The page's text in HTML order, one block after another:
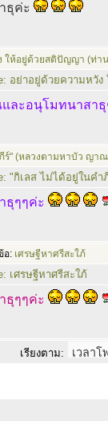
ธุค่ะ
ให้อยู่ด้วยสติปัญญา (ท่า
อย่าอยู่ด้วยความหวั
ละอนุโมทนาสา
ร์" (หลวงตามหาบัว ญา
"กิเลส ไม่ได้อยู่ในค
ธุๆๆค่ะ
อ: เศรษฐีหาศรีสะใภ้
เศรษฐีหาศรีสะใภ้
ธุๆๆค่ะ
เรียงตาม: